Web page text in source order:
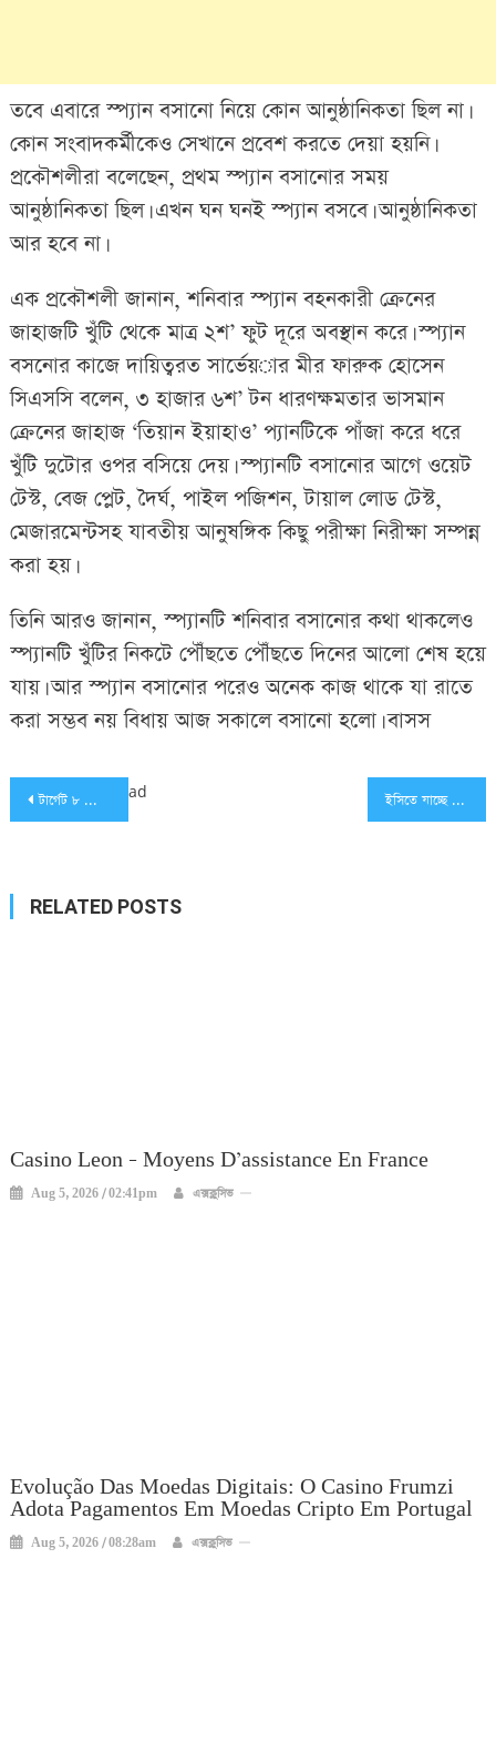
তবে এবারে স্প্যান বসানো নিয়ে কোন আনুষ্ঠানিকতা ছিল না।
কোন সংবাদকর্মীকেও সেখানে প্রবেশ করতে দেয়া হয়নি।
প্রকৌশলীরা বলেছেন, প্রথম স্প্যান বসানোর সময়
আনুষ্ঠানিকতা ছিল। এখন ঘন ঘনই স্প্যান বসবে। আনুষ্ঠানিকতা
আর হবে না।
এক প্রকৌশলী জানান, শনিবার স্প্যান বহনকারী ক্রেনের
জাহাজটি খুঁটি থেকে মাত্র ২শ’ ফুট দূরে অবস্থান করে। স্প্যান
বসনোর কাজে দায়িত্বরত সার্ভেয়ার মীর ফারুক হোসেন
সিএসসি বলেন, ৩ হাজার ৬শ’ টন ধারণক্ষমতার ভাসমান
ক্রেনের জাহাজ ‘তিয়ান ইয়াহাও’ প্যানটিকে পাঁজা করে ধরে
খুঁটি দুটোর ওপর বসিয়ে দেয়। স্প্যানটি বসানোর আগে ওয়েট
টেস্ট, বেজ প্লেট, দৈর্ঘ, পাইল পজিশন, টায়াল লোড টেস্ট,
মেজারমেন্টসহ যাবতীয় আনুষঙ্গিক কিছু পরীক্ষা নিরীক্ষা সম্পন্ন
করা হয়।
তিনি আরও জানান, স্প্যানটি শনিবার বসানোর কথা থাকলেও
স্প্যানটি খুঁটির নিকটে পৌঁছতে পৌঁছতে দিনের আলো শেষ হয়ে
যায়। আর স্প্যান বসানোর পরেও অনেক কাজ থাকে যা রাতে
করা সম্ভব নয় বিধায় আজ সকালে বসানো হলো। বাসস
Post
টার্গেট ৮ ফেব্রুয়ারি, মাঠ দখলে সরকারি দল এগিয়ে ইসিতে যাচ্ছে বিএনপি
ad
RELATED POSTS
Casino Leon – Moyens D’assistance En France
Aug 5, 2026 / 02:41pm এক্সক্লুসিভ
Evolução Das Moedas Digitais: O Casino Frumzi
Adota Pagamentos Em Moedas Cripto Em Portugal
Aug 5, 2026 / 08:28am এক্সক্লুসিভ